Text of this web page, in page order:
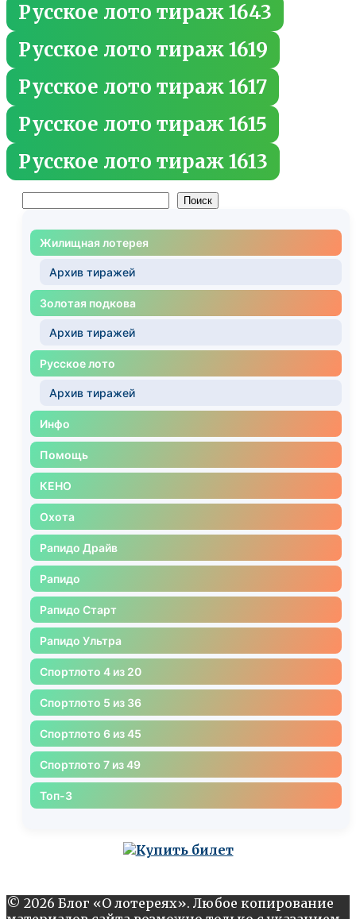
Русское лото тираж 1643
Русское лото тираж 1619
Русское лото тираж 1617
Русское лото тираж 1615
Русское лото тираж 1613
Поиск
Жилищная лотерея
Архив тиражей
Золотая подкова
Архив тиражей
Русское лото
Архив тиражей
Инфо
Помощь
КЕНО
Охота
Рапидо Драйв
Рапидо
Рапидо Старт
Рапидо Ультра
Спортлото 4 из 20
Спортлото 5 из 36
Спортлото 6 из 45
Спортлото 7 из 49
Топ-3
© 2026 Блог «О лотереях». Любое копирование